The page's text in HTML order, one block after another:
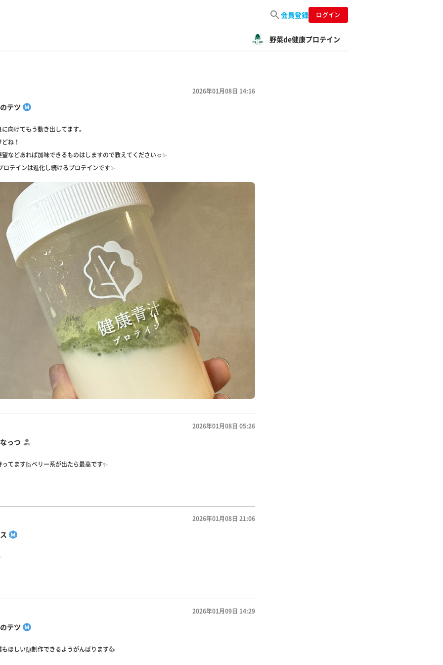
会員登録 ログイン
野菜de健康プロテイン
テツ
2026年01月08日 14:16
向けてもう動き出してます。
ね！
望などあれば加味できるものはしますので教えてください☺️✨
ロテインは進化し続けるプロテインです✨
っつ
2026年01月08日 05:26
てます🙋ベリー系が出たら最高です✨️
2026年01月08日 21:06
テツ
2026年01月09日 14:29
ほしい🙌制作できるようがんばります👍